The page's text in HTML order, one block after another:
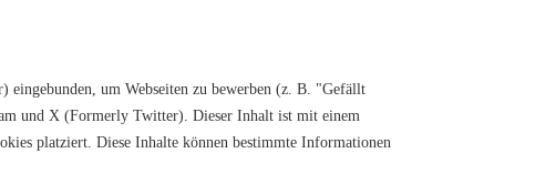
um Webseiten zu bewerben (z. B. "Gefällt
und X (Formerly Twitter). Dieser Inhalt ist mit einem
platziert. Diese Inhalte können bestimmte Informationen